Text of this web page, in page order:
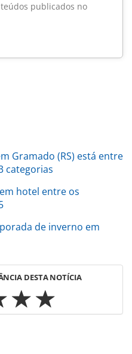
publicados no
Gramado (RS) está entre
categorias
hotel entre os
de inverno em
DESTA NOTÍCIA